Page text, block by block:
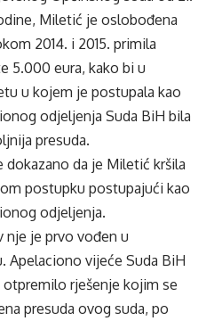
Miletić je oslobođena
2014. i 2015. primila
5.000 eura, kako bi u
u kojem je postupala kao
odjeljenja Suda BiH bila
presuda.
dokazano da je Miletić kršila
postupku postupajući kao
odjeljenja.
nje je prvo vođen u
Apelaciono vijeće Suda BiH
otpremilo rješenje kojim se
presuda ovog suda, po